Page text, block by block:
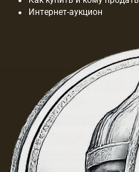
Интернет-аукцион